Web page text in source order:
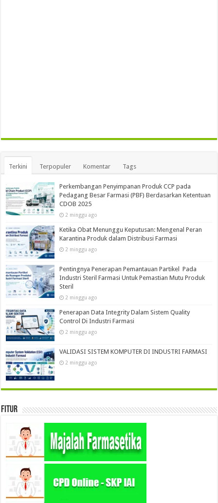
Terkini Terpopuler Komentar Tags
Perkembangan Penyimpanan Produk CCP pada
Pedagang Besar Farmasi (PBF) Berdasarkan Ketentuan
CDOB 2025
2 minggu ago
Ketika Obat Menunggu Keputusan: Mengenal Peran
Karantina Produk dalam Distribusi Farmasi
2 minggu ago
Pentingnya Penerapan Pemantauan Partikel Pada
Industri Steril Farmasi Untuk Pemastian Mutu Produk
Steril
2 minggu ago
Penerapan Data Integrity Dalam Sistem Quality
Control Di Industri Farmasi
2 minggu ago
VALIDASI SISTEM KOMPUTER DI INDUSTRI FARMASI
2 minggu ago
Fitur